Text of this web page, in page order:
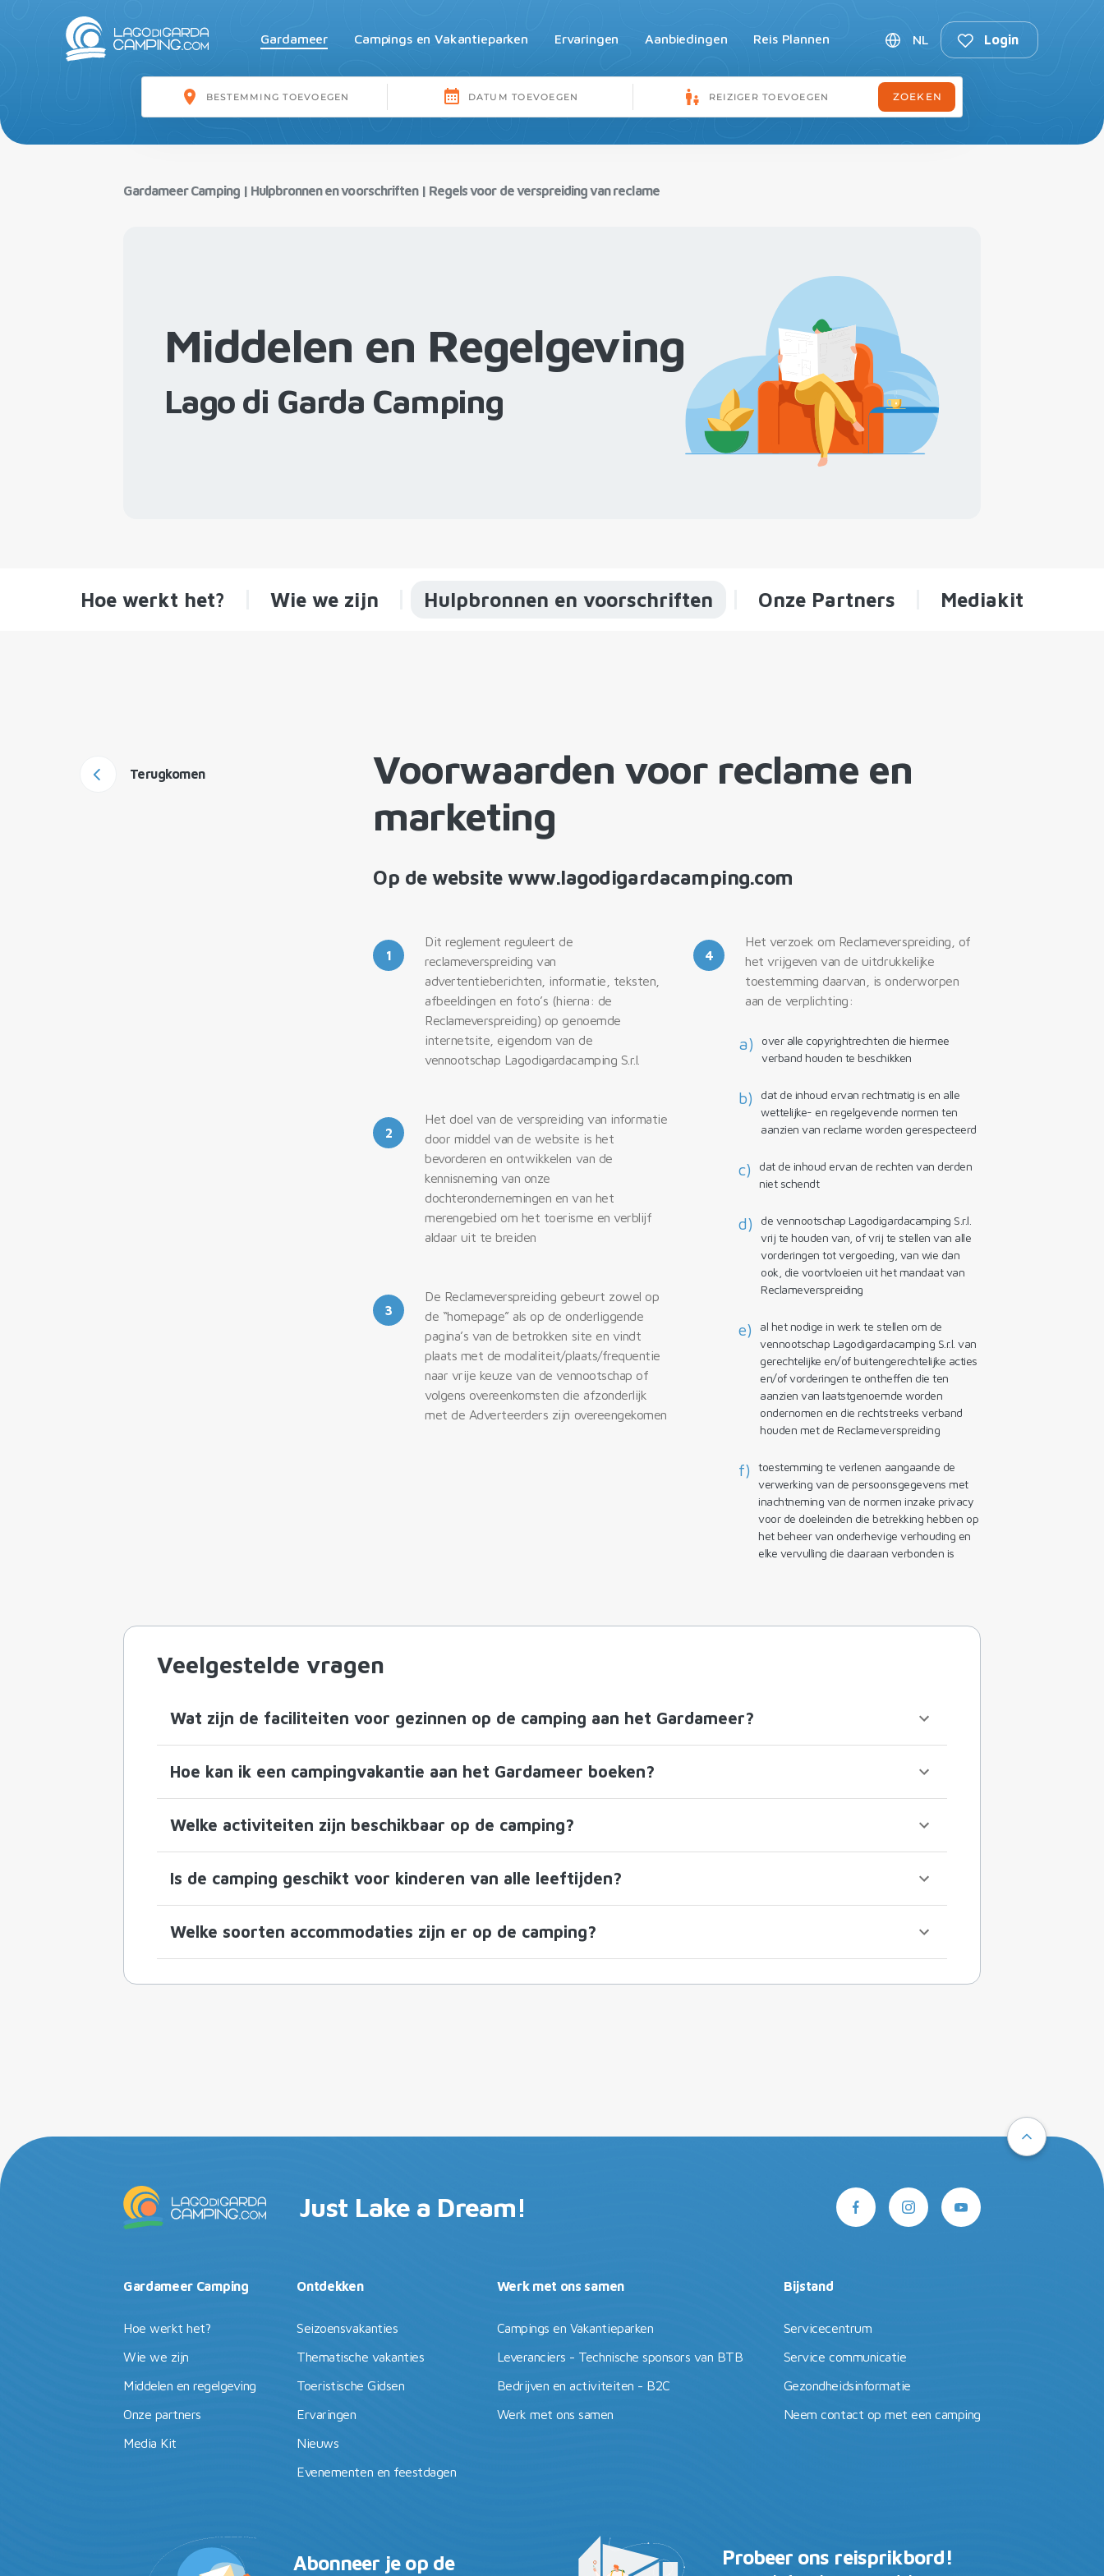
Gardameer Campings en Vakantieparken Ervaringen Aanbiedingen Reis Plannen NL Login
Gardameer Camping| Hulpbronnen en voorschriften| Regels voor de verspreiding van reclame
Middelen en Regelgeving
Lago di Garda Camping
Hoe werkt het? Wie we zijn Hulpbronnen en voorschriften Onze Partners Mediakit
Terugkomen
Voorwaarden voor reclame en
marketing
Op de website www.lagodigardacamping.com
1
Dit reglement reguleert de
reclameverspreiding van
advertentieberichten, informatie, teksten,
afbeeldingen en foto’s (hierna: de
Reclameverspreiding) op genoemde
internetsite, eigendom van de
vennootschap Lagodigardacamping S.r.l.
2
Het doel van de verspreiding van informatie
door middel van de website is het
bevorderen en ontwikkelen van de
kennisneming van onze
dochterondernemingen en van het
merengebied om het toerisme en verblijf
aldaar uit te breiden
3
De Reclameverspreiding gebeurt zowel op
de “homepage” als op de onderliggende
pagina’s van de betrokken site en vindt
plaats met de modaliteit/plaats/frequentie
naar vrije keuze van de vennootschap of
volgens overeenkomsten die afzonderlijk
met de Adverteerders zijn overeengekomen
4
Het verzoek om Reclameverspreiding, of
het vrijgeven van de uitdrukkelijke
toestemming daarvan, is onderworpen
aan de verplichting:
a)
over alle copyrightrechten die hiermee
verband houden te beschikken
b)
dat de inhoud ervan rechtmatig is en alle
wettelijke- en regelgevende normen ten
aanzien van reclame worden gerespecteerd
c)
dat de inhoud ervan de rechten van derden
niet schendt
d)
de vennootschap Lagodigardacamping S.r.l.
vrij te houden van, of vrij te stellen van alle
vorderingen tot vergoeding, van wie dan
ook, die voortvloeien uit het mandaat van
Reclameverspreiding
e)
al het nodige in werk te stellen om de
vennootschap Lagodigardacamping S.r.l. van
gerechtelijke en/of buitengerechtelijke acties
en/of vorderingen te ontheffen die ten
aanzien van laatstgenoemde worden
ondernomen en die rechtstreeks verband
houden met de Reclameverspreiding
f)
toestemming te verlenen aangaande de
verwerking van de persoonsgegevens met
inachtneming van de normen inzake privacy
voor de doeleinden die betrekking hebben op
het beheer van onderhevige verhouding en
elke vervulling die daaraan verbonden is
Veelgestelde vragen
Wat zijn de faciliteiten voor gezinnen op de camping aan het Gardameer?
Hoe kan ik een campingvakantie aan het Gardameer boeken?
Welke activiteiten zijn beschikbaar op de camping?
Is de camping geschikt voor kinderen van alle leeftijden?
Welke soorten accommodaties zijn er op de camping?
Just Lake a Dream!
Gardameer Camping
Hoe werkt het?
Wie we zijn
Middelen en regelgeving
Onze partners
Media Kit
Ontdekken
Seizoensvakanties
Thematische vakanties
Toeristische Gidsen
Ervaringen
Nieuws
Evenementen en feestdagen
Werk met ons samen
Campings en Vakantieparken
Leveranciers - Technische sponsors van BTB
Bedrijven en activiteiten - B2C
Werk met ons samen
Bijstand
Servicecentrum
Service communicatie
Gezondheidsinformatie
Neem contact op met een camping
Abonneer je op de
Probeer ons reisprikbord!